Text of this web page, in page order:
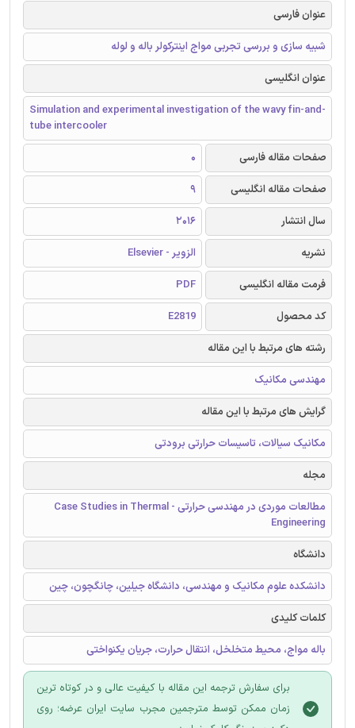
عنوان فارسی
شبیه سازی و بررسی تجربی مواج اینترکولر باله و لوله
عنوان انگلیسی
Simulation and experimental investigation of the wavy fin-and-
tube intercooler
صفحات مقاله فارسی
0
صفحات مقاله انگلیسی
9
سال انتشار
2016
نشریه
الزویر - Elsevier
فرمت مقاله انگلیسی
PDF
کد محصول
E2819
رشته های مرتبط با این مقاله
مهندسی مکانیک
گرایش های مرتبط با این مقاله
مکانیک سیالات، تاسیسات حرارتی برودتی
مجله
مطالعات موردی در مهندسی حرارتی - Case Studies in Thermal
Engineering
دانشگاه
دانشکده علوم مکانیک و مهندسی، دانشگاه جیلین، چانگچون، چین
کلمات کلیدی
باله مواج، محیط متخلخل، انتقال حرارت، جریان یکنواختی
برای سفارش ترجمه این مقاله با کیفیت عالی و در کوتاه ترین
زمان ممکن توسط مترجمین مجرب سایت ایران عرضه؛ روی